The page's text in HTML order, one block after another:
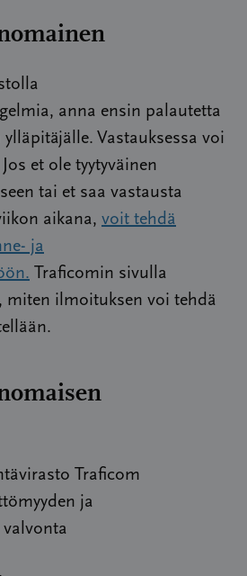
anna ensin palautetta
Vastauksessa voi
et ole tyytyväinen
tai et saa vastausta
aikana, voit tehdä
ja
Traficomin sivulla
miten ilmoituksen voi tehdä
Traficom
ja